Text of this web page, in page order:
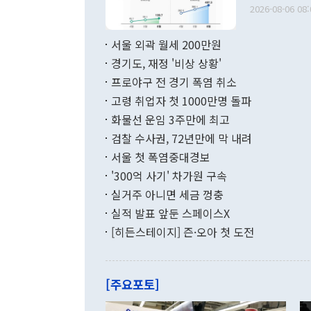
다. [정동영 통일부 장관이 지난달 23일 오후 서울 종로구 정부서울청사에
무너졌다고
함께 4자 대
"우리의 선
관은 업무
이 9월 러시
료=한국은행] 한국은행이 6일 발표한 '2026년 6월 국제수지(잠정)'
며 월간 기
196.9% 급
수출은
기록했지만
로 전환됐다.
는 배당수입
였던 올해 3
2026-08-06
서울 외곽 월세 200만원
경기도, 재정 '비상 상황'
프로야구 전 경기 폭염 취소
고령 취업자 첫 1000만명 돌파
화물선 운임 3주만에 최고
검찰 수사권, 72년만에 막 내려
서울 첫 폭염중대경보
'300억 사기' 차가원 구속
실거주 아니면 세금 껑충
실적 발표 앞둔 스페이스X
[히든스테이지] 즌·오아 첫 도전
[주요포토]